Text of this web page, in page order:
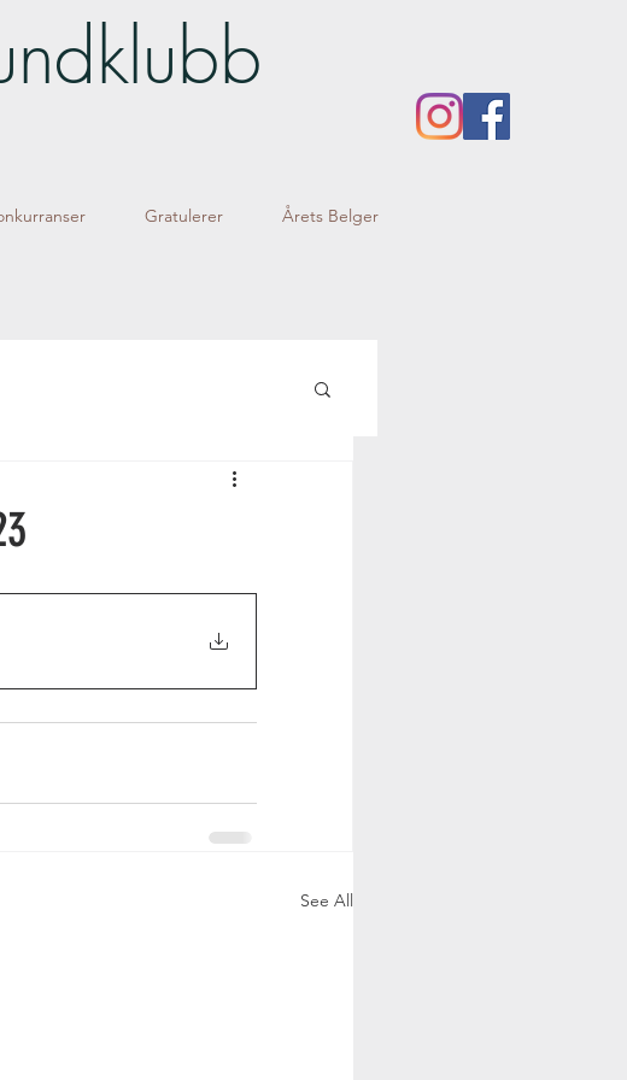
Gratulerer Årets Belger
See All